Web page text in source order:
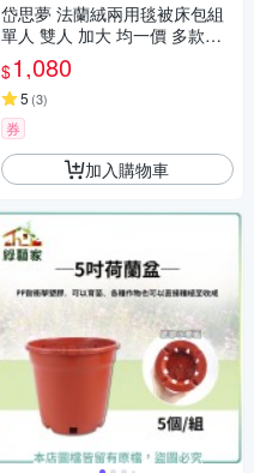
岱思夢 法蘭絨兩用毯被床包組
單人 雙人 加大 均一價 多款任
選
$1,080
5 (3)
券
加入購物車